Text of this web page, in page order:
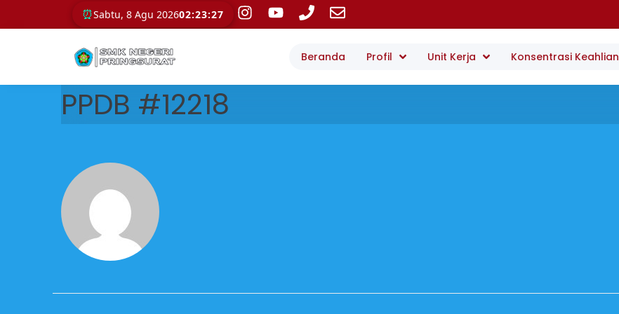
⏰Sabtu, 8 Agu 202602:23:27
Beranda Profil Unit Kerja Konsentrasi Keahlian
PPDB #12218